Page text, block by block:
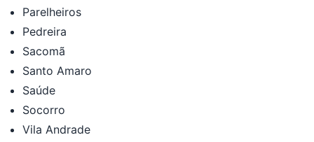
Parelheiros
Pedreira
Sacomã
Santo Amaro
Saúde
Socorro
Vila Andrade